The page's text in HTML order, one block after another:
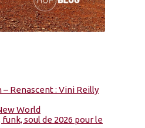
Renascent : Vini Reilly
World
soul de 2026 pour le